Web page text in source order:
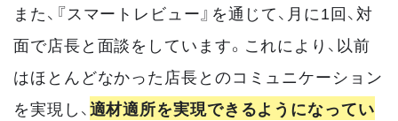
また、『スマートレビュー』を通じて、月に1回、対
面で店長と面談をしています。これにより、以前
はほとんどなかった店長とのコミュニケーション
を実現し、適材適所を実現できるようになってい